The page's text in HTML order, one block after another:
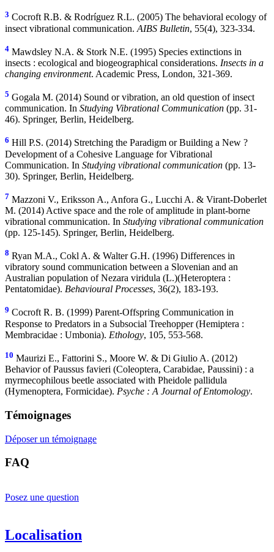
3 Cocroft R.B. & Rodríguez R.L. (2005) The behavioral ecology of
insect vibrational communication. AIBS Bulletin, 55(4), 323-334.
4 Mawdsley N.A. & Stork N.E. (1995) Species extinctions in
insects : ecological and biogeographical considerations. Insects in a
changing environment. Academic Press, London, 321-369.
5 Gogala M. (2014) Sound or vibration, an old question of insect
communication. In Studying Vibrational Communication (pp. 31-
46). Springer, Berlin, Heidelberg.
6 Hill P.S. (2014) Stretching the Paradigm or Building a New ?
Development of a Cohesive Language for Vibrational
Communication. In Studying vibrational communication (pp. 13-
30). Springer, Berlin, Heidelberg.
7 Mazzoni V., Eriksson A., Anfora G., Lucchi A. & Virant-Doberlet
M. (2014) Active space and the role of amplitude in plant-borne
vibrational communication. In Studying vibrational communication
(pp. 125-145). Springer, Berlin, Heidelberg.
8 Ryan M.A., Cokl A. & Walter G.H. (1996) Differences in
vibratory sound communication between a Slovenian and an
Australian population of Nezara viridula (L.)(Heteroptera :
Pentatomidae). Behavioural Processes, 36(2), 183-193.
9 Cocroft R. B. (1999) Parent-Offspring Communication in
Response to Predators in a Subsocial Treehopper (Hemiptera :
Membracidae : Umbonia). Ethology, 105, 553-568.
10 Maurizi E., Fattorini S., Moore W. & Di Giulio A. (2012)
Behavior of Paussus favieri (Coleoptera, Carabidae, Paussini) : a
myrmecophilous beetle associated with Pheidole pallidula
(Hymenoptera, Formicidae). Psyche : A Journal of Entomology.
Témoignages
Déposer un témoignage
FAQ
Posez une question
Localisation